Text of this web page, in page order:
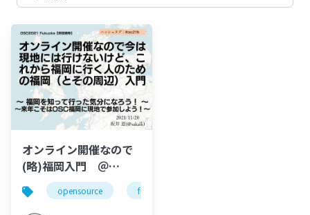
オンライン開催なので
(略)福岡入門 ＠
OSC2021Fukuoka
opensource fukuoka